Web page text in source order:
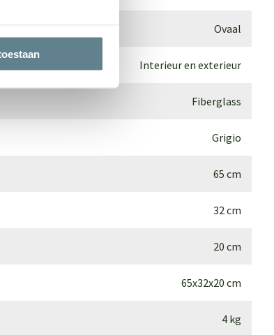
Ovaal
Interieur en exterieur
Fiberglass
Grigio
65 cm
32 cm
20 cm
65x32x20 cm
4 kg